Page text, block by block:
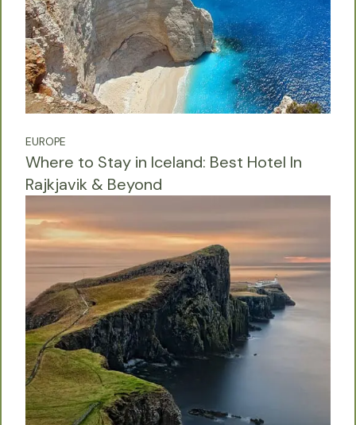
EUROPE
Where to Stay in Iceland: Best Hotel In
Rajkjavik & Beyond